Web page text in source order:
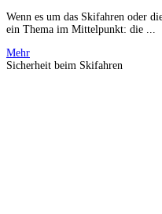
Wenn es um das Skifahren oder
ein Thema im Mittelpunkt: die ...
Mehr
Sicherheit beim Skifahren